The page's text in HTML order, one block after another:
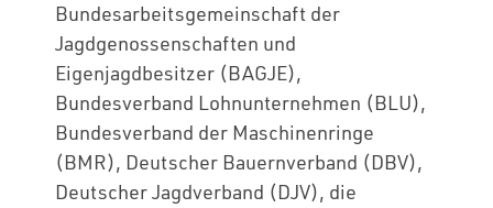
Bundesarbeitsgemeinschaft der
Jagdgenossenschaften und
Eigenjagdbesitzer (BAGJE),
Bundesverband Lohnunternehmen (BLU),
Bundesverband der Maschinenringe
(BMR), Deutscher Bauernverband (DBV),
Deutscher Jagdverband (DJV), die